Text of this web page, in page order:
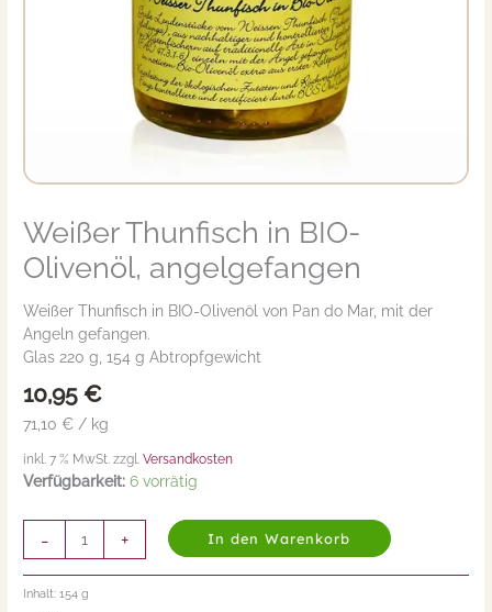
Weißer Thunfisch in BIO-
Olivenöl, angelgefangen
Weißer Thunfisch in BIO-Olivenöl von Pan do Mar, mit der
Angeln gefangen.
Glas 220 g, 154 g Abtropfgewicht
10,95€
71,10 € / kg
inkl. 7 % MwSt. zzgl.Versandkosten
Verfügbarkeit: 6 vorrätig
-
Weißer
Thunfisch
in
Olivenöl,
angelgefangen
Menge
+ In den Warenkorb
Inhalt: 154g